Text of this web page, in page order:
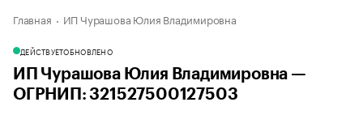
Главная ИП Чурашова Юлия Владимировна
ДЕЙСТВУЕТОБНОВЛЕНО
ИП Чурашова Юлия Владимировна —
ОГРНИП: 321527500127503